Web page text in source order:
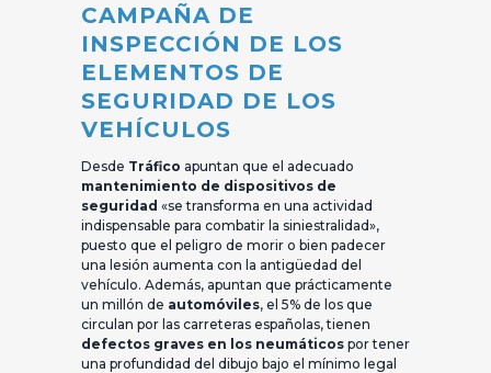
CAMPAÑA DE
INSPECCIÓN DE LOS
ELEMENTOS DE
SEGURIDAD DE LOS
VEHÍCULOS
Desde Tráfico apuntan que el adecuado
mantenimiento de dispositivos de
seguridad «se transforma en una actividad
indispensable para combatir la siniestralidad»,
puesto que el peligro de morir o bien padecer
una lesión aumenta con la antigüedad del
vehículo. Además, apuntan que prácticamente
un millón de automóviles, el 5% de los que
circulan por las carreteras españolas, tienen
defectos graves en los neumáticos por tener
una profundidad del dibujo bajo el mínimo legal